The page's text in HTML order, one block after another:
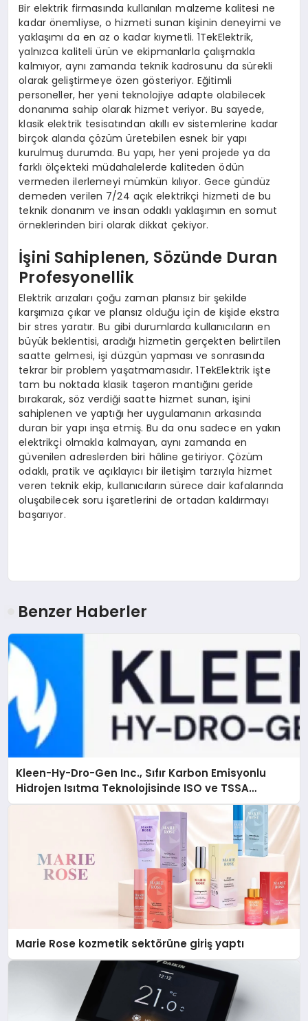
Bir elektrik firmasında kullanılan malzeme kalitesi ne
kadar önemliyse, o hizmeti sunan kişinin deneyimi ve
yaklaşımı da en az o kadar kıymetli. 1TekElektrik,
yalnızca kaliteli ürün ve ekipmanlarla çalışmakla
kalmıyor, aynı zamanda teknik kadrosunu da sürekli
olarak geliştirmeye özen gösteriyor. Eğitimli
personeller, her yeni teknolojiye adapte olabilecek
donanıma sahip olarak hizmet veriyor. Bu sayede,
klasik elektrik tesisatından akıllı ev sistemlerine kadar
birçok alanda çözüm üretebilen esnek bir yapı
kurulmuş durumda. Bu yapı, her yeni projede ya da
farklı ölçekteki müdahalelerde kaliteden ödün
vermeden ilerlemeyi mümkün kılıyor. Gece gündüz
demeden verilen 7/24 açık elektrikçi hizmeti de bu
teknik donanım ve insan odaklı yaklaşımın en somut
örneklerinden biri olarak dikkat çekiyor.
İşini Sahiplenen, Sözünde Duran
Profesyonellik
Elektrik arızaları çoğu zaman plansız bir şekilde
karşımıza çıkar ve plansız olduğu için de kişide ekstra
bir stres yaratır. Bu gibi durumlarda kullanıcıların en
büyük beklentisi, aradığı hizmetin gerçekten belirtilen
saatte gelmesi, işi düzgün yapması ve sonrasında
tekrar bir problem yaşatmamasıdır. 1TekElektrik işte
tam bu noktada klasik taşeron mantığını geride
bırakarak, söz verdiği saatte hizmet sunan, işini
sahiplenen ve yaptığı her uygulamanın arkasında
duran bir yapı inşa etmiş. Bu da onu sadece en yakın
elektrikçi olmakla kalmayan, aynı zamanda en
güvenilen adreslerden biri hâline getiriyor. Çözüm
odaklı, pratik ve açıklayıcı bir iletişim tarzıyla hizmet
veren teknik ekip, kullanıcıların sürece dair kafalarında
oluşabilecek soru işaretlerini de ortadan kaldırmayı
başarıyor.
Benzer Haberler
Kleen-Hy-Dro-Gen Inc., Sıfır Karbon Emisyonlu
Hidrojen Isıtma Teknolojisinde ISO ve TSSA
Düzenleyici Onaylarını Aldı
Marie Rose kozmetik sektörüne giriş yaptı